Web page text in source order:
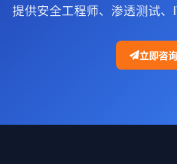
提供安全工程师、渗透测试
立即咨询